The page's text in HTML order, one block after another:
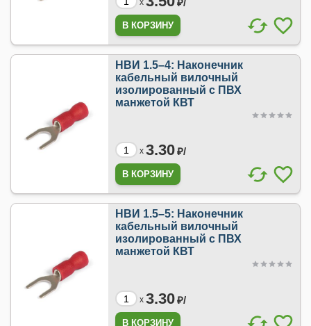
x ₽/
НВИ 1.5–4: Наконечник
кабельный вилочный
изолированный с ПВХ
манжетой КВТ
x 3.30₽/
НВИ 1.5–5: Наконечник
кабельный вилочный
изолированный с ПВХ
манжетой КВТ
x 3.30₽/